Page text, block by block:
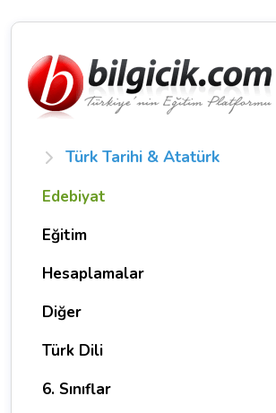
Türk Tarihi & Atatürk
Edebiyat
Eğitim
Hesaplamalar
Diğer
Türk Dili
6. Sınıflar